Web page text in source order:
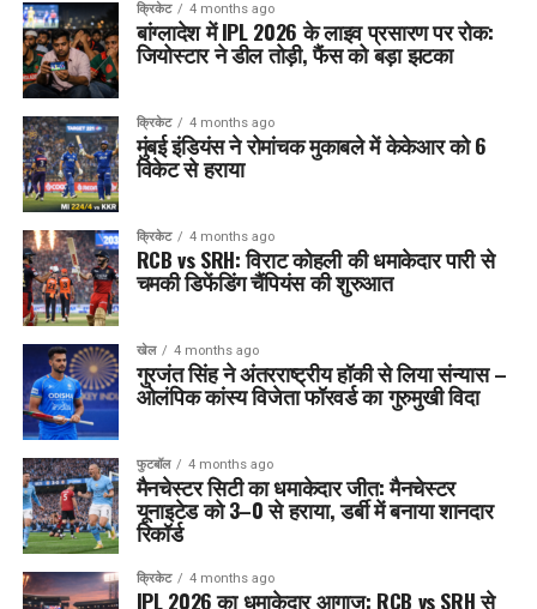
क्रिकेट 4 months ago
बांग्लादेश में IPL 2026 के लाइव प्रसारण पर रोक:
जियोस्टार ने डील तोड़ी, फैंस को बड़ा झटका
क्रिकेट 4 months ago
मुंबई इंडियंस ने रोमांचक मुकाबले में केकेआर को 6
विकेट से हराया
क्रिकेट 4 months ago
RCB vs SRH: विराट कोहली की धमाकेदार पारी से
चमकी डिफेंडिंग चैंपियंस की शुरुआत
खेल 4 months ago
गुरजंत सिंह ने अंतरराष्ट्रीय हॉकी से लिया संन्यास –
ओलंपिक कांस्य विजेता फॉरवर्ड का गुरुमुखी विदा
फुटबॉल 4 months ago
मैनचेस्टर सिटी का धमाकेदार जीत: मैनचेस्टर
यूनाइटेड को 3–0 से हराया, डर्बी में बनाया शानदार
रिकॉर्ड
क्रिकेट 4 months ago
IPL 2026 का धमाकेदार आगाज: RCB vs SRH से